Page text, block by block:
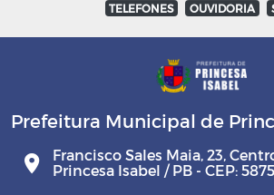
TELEFONES OUVIDORIA
Prefeitura Municipal de
Francisco Sales Maia, 23,
Princesa Isabel / PB - CEP: